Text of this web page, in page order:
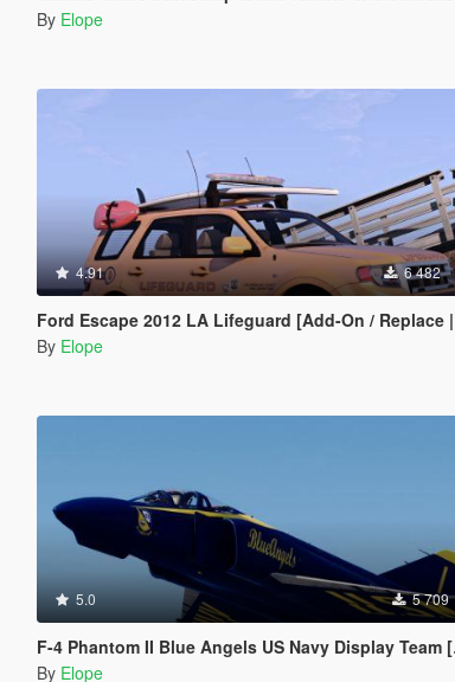
By Elope
4.91 6 482
Ford Escape 2012 LA Lifeguard [Add-On / Replace | ELS | Wipers]
By Elope
5.0 5 709
F-4 Phantom II Blue Angels US Navy Display Team [Add-on]
By Elope